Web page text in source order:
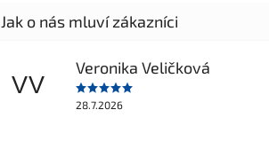
VV
Veronika Veličková
28.7.2026